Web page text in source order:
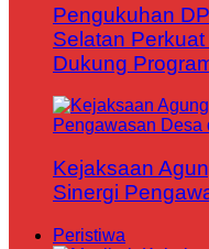
Pengukuhan
Selatan
Dukung
Kejaksaan
Sinergi
Peristiwa